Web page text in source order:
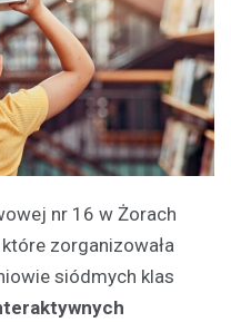
nr 16 w Żorach
zorganizowała
siódmych klas